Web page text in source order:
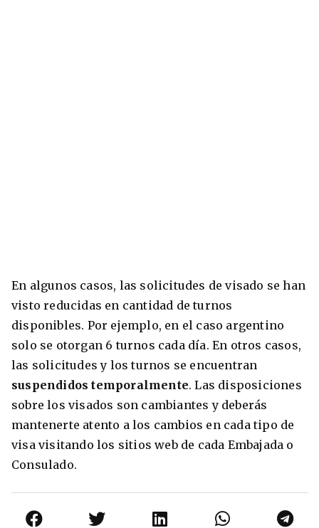
En algunos casos, las solicitudes de visado se han
visto reducidas en cantidad de turnos
disponibles. Por ejemplo, en el caso argentino
solo se otorgan 6 turnos cada día. En otros casos,
las solicitudes y los turnos se encuentran
suspendidos temporalmente. Las disposiciones
sobre los visados son cambiantes y deberás
mantenerte atento a los cambios en cada tipo de
visa visitando los sitios web de cada Embajada o
Consulado.